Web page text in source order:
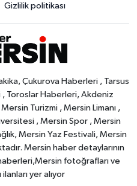
Gizlilik politikası
Çukurova Haberleri , Tarsus
Toroslar Haberleri, Akdeniz
Turizmi , Mersin Limanı ,
, Mersin Spor , Mersin
Mersin Yaz Festivali, Mersin
Mersin haber detaylarının
fotoğrafları ve
yer alıyor